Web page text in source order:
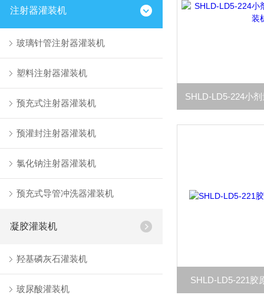
注射器灌装机
玻璃针管注射器灌装机
塑料注射器灌装机
预充式注射器灌装机
预灌封注射器灌装机
氯化钠注射器灌装机
预充式导管冲洗器灌装机
凝胶灌装机
羟基磷灰石灌装机
玻尿酸灌装机
SHLD-LD5-221胶